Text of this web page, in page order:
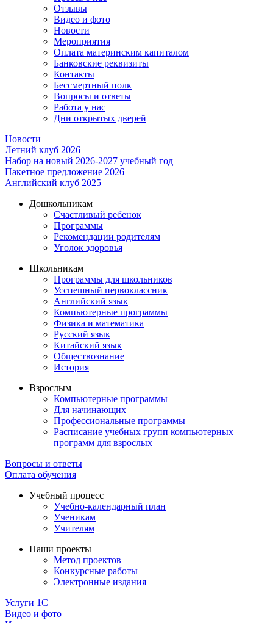
Отзывы
Видео и фото
Новости
Мероприятия
Оплата материнским капиталом
Банковские реквизиты
Контакты
Бессмертный полк
Вопросы и ответы
Работа у нас
Дни открытых дверей
Новости
Летний клуб 2026
Набор на новый 2026-2027 учебный год
Пакетное предложение 2026
Английский клуб 2025
Дошкольникам
Счастливый ребенок
Программы
Рекомендации родителям
Уголок здоровья
Школьникам
Программы для школьников
Усспешный первоклассник
Английский язык
Компьютерные программы
Физика и математика
Русский язык
Китайский язык
Обществознание
История
Взрослым
Компьютерные программы
Для начинающих
Профессиональные программы
Расписание учебных групп компьютерных
программ для взрослых
Вопросы и ответы
Оплата обучения
Учебный процесс
Учебно-календарный план
Ученикам
Учителям
Наши проекты
Метод проектов
Конкурсные работы
Электронные издания
Услуги 1C
Видео и фото